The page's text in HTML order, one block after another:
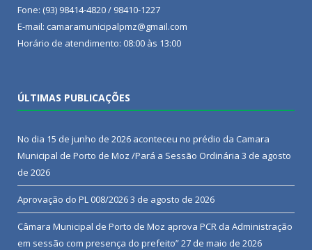
Fone: (93) 98414-4820 / 98410-1227
E-mail: camaramunicipalpmz@gmail.com
Horário de atendimento: 08:00 às 13:00
ÚLTIMAS PUBLICAÇÕES
No dia 15 de junho de 2026 aconteceu no prédio da Camara
Municipal de Porto de Moz /Pará a Sessão Ordinária 3 de agosto
de 2026
Aprovação do PL 008/20263 de agosto de 2026
Câmara Municipal de Porto de Moz aprova PCR da Administração
em sessão com presença do prefeito”27 de maio de 2026